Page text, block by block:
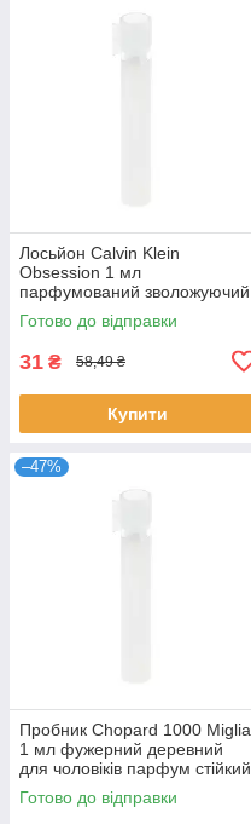
Лосьйон Calvin Klein
Obsession 1 мл
парфумований зволожуючий
для чоловіків східно-
деревний пробник Кальвін
Готово до відправки
31 ₴ 58,49 ₴
Купити
–47%
Пробник Chopard 1000 Miglia
1 мл фужерний деревний
для чоловіків парфум стійкий
розпив Шопард
Готово до відправки